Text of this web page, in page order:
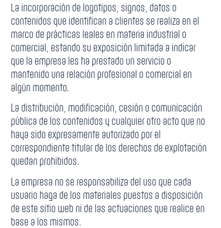
La incorporación de logotipos, signos, datos o
contenidos que identifican a clientes se realiza en el
marco de prácticas leales en materia industrial o
comercial, estando su exposición limitada a indicar
que la empresa les ha prestado un servicio o
mantenido una relación profesional o comercial en
algún momento.
La distribución, modificación, cesión o comunicación
pública de los contenidos y cualquier otro acto que no
haya sido expresamente autorizado por el
correspondiente titular de los derechos de explotación
quedan prohibidos.
La empresa no se responsabiliza del uso que cada
usuario haga de los materiales puestos a disposición
de este sitio web ni de las actuaciones que realice en
base a los mismos.